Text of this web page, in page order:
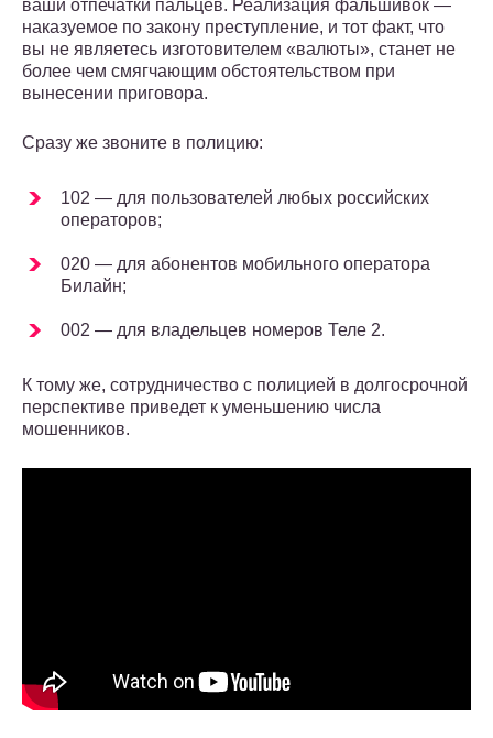
ваши отпечатки пальцев. Реализация фальшивок —
наказуемое по закону преступление, и тот факт, что
вы не являетесь изготовителем «валюты», станет не
более чем смягчающим обстоятельством при
вынесении приговора.
Сразу же звоните в полицию:
102 — для пользователей любых российских
операторов;
020 — для абонентов мобильного оператора
Билайн;
002 — для владельцев номеров Теле 2.
К тому же, сотрудничество с полицией в долгосрочной
перспективе приведет к уменьшению числа
мошенников.